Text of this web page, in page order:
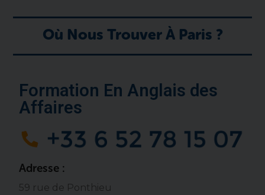
Où Nous Trouver À Paris ?
Formation En Anglais des
Affaires
Adresse :
59 rue de Ponthieu